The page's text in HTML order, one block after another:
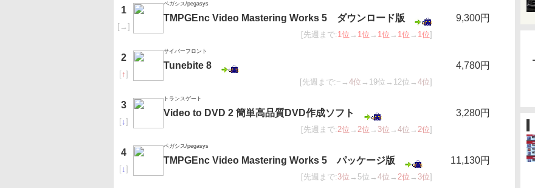
1
[→ ]
ペガシス/pegasys
TMPGEnc Video Mastering Works 5 ダウンロード版
[先週まで:1位 → 1位 → 1位 → 1位 → 1位]
9,300円
2
[↑]
サイバーフロント
Tunebite 8
[先週まで:−→ 4位 →19位→12位→ 4位]
4,780円
3
[↓]
トランスゲート
Video to DVD 2 簡単高品質DVD作成ソフト
[先週まで:2位 → 2位 → 3位 → 4位 → 2位]
3,280円
4
[↓]
ペガシス/pegasys
TMPGEnc Video Mastering Works 5 パッケージ版
[先週まで:3位 →5位→ 4位 → 2位 → 3位]
11,130円